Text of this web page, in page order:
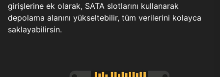
girişlerine ek olarak, SATA slotlarını kullanarak
depolama alanını yükseltebilir, tüm verilerini kolayca
saklayabilirsin.